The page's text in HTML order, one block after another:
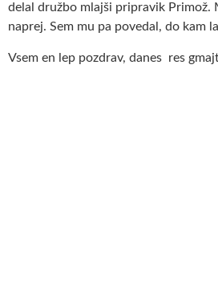
delal družbo mlajši pripravik Primož.
naprej. Sem mu pa povedal, do kam
Vsem en lep pozdrav, danes res